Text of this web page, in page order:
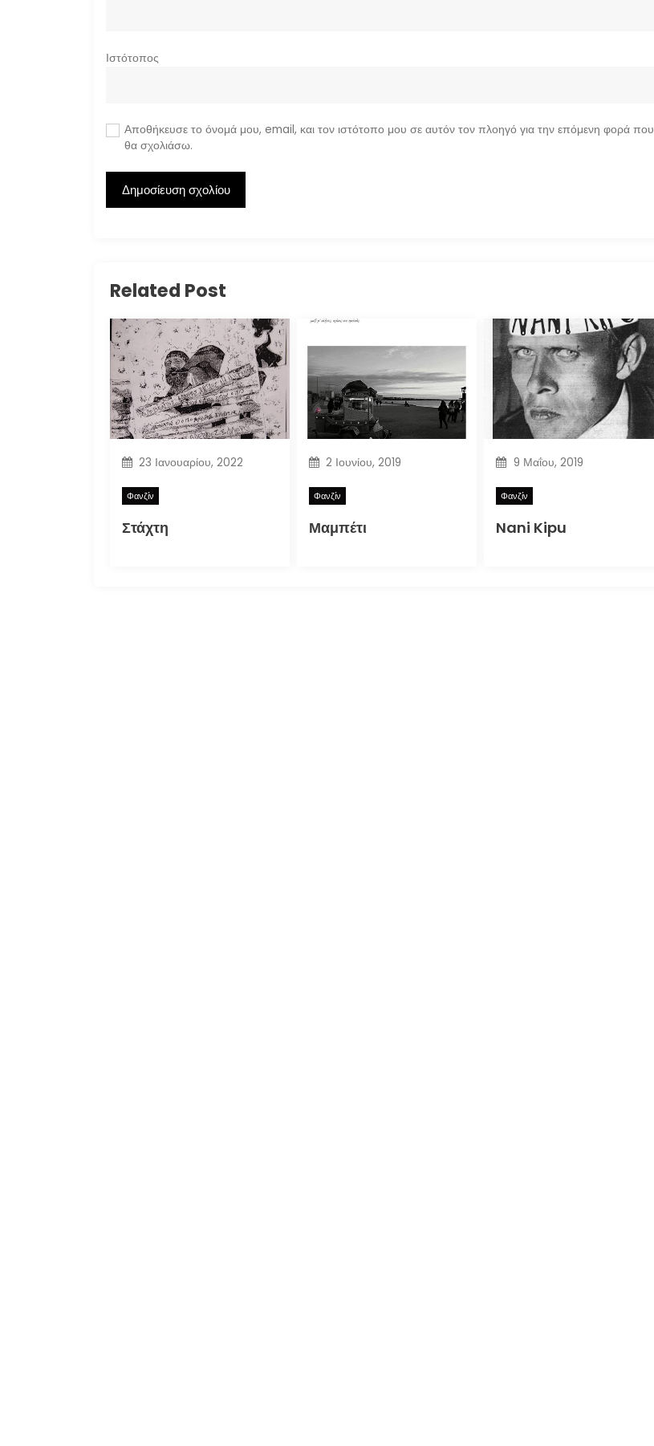
Ιστότοπος
Αποθήκευσε το όνομά μου, email, και τον ιστότοπο μου σε αυτόν τον πλοηγό για την επόμενη φορά που
θα σχολιάσω.
Related Post
23 Ιανουαρίου, 2022
Φανζίν
Στάχτη
2 Ιουνίου, 2019
Φανζίν
Μαμπέτι
9 Μαΐου, 2019
Φανζίν
Nani Kipu